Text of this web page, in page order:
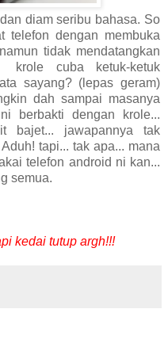
diam seribu bahasa. So
telefon dengan membuka
tidak mendatangkan
krole cuba ketuk-ketuk
sayang? (lepas geram)
dah sampai masanya
berbakti dengan krole...
bajet... jawapannya tak
tapi... tak apa... mana
telefon android ni kan...
semua.
kedai tutup argh!!!